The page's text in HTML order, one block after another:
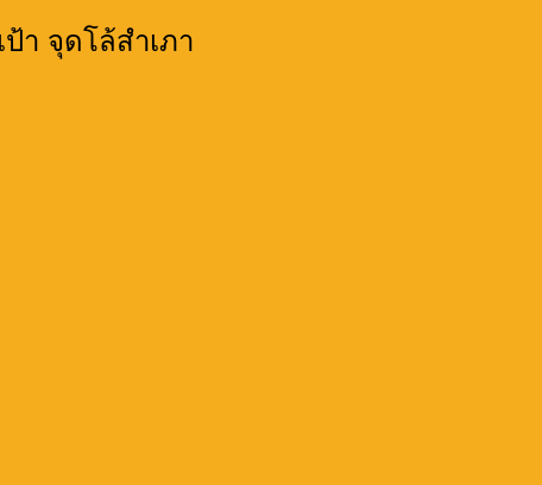
ป้า จุดโล้สำเภา